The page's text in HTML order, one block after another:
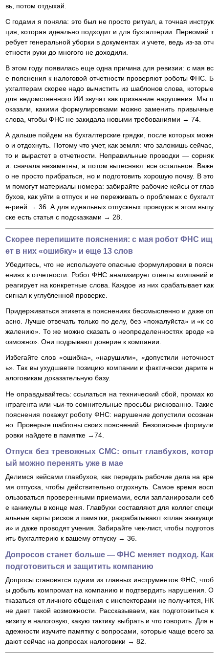
вь, потом отдыхай.
С годами я поняла: это был не просто ритуал, а точная инструк
ция, которая идеально подходит и для бухгалтерии. Первомай т
ребует генеральной уборки в документах и учете, ведь из-за отч
етности руки до многого не доходили.
В этом году появилась еще одна причина для ревизии: с мая вс
е пояснения к налоговой отчетности проверяют роботы ФНС. Б
ухгалтерам скорее надо вычистить из шаблонов слова, которые
для ведомственного ИИ звучат как признание нарушения. Мы п
оказали, какими формулировками можно заменить привычные
слова, чтобы ФНС не закидала новыми требованиями → 74.
А дальше пойдем на бухгалтерские грядки, после которых можн
о и отдохнуть. Потому что учет, как земля: что заложишь сейчас,
то и вырастет в отчетности. Неправильные проводки — сорняк
и: сначала незаметны, а потом вытесняют все остальное. Важн
о не просто прибраться, но и подготовить хорошую почву. В это
м помогут материалы номера: забирайте рабочие кейсы от глав
бухов, как уйти в отпуск и не переживать о проблемах с бухгалт
е-рией → 36. А для идеальных отпускных проводок в этом выпу
ске есть статья с подсказками → 28.
Скорее перепишите пояснения: с мая робот ФНС ищ
ет в них «ошибку» и еще 13 слов
Убедитесь, что не используете опасные формулировки в поясн
ениях к отчетности. Робот ФНС анализирует ответы компаний и
реагирует на конкретные слова. Каждое из них срабатывает как
сигнал к углубленной проверке.
Придерживаться этикета в пояснениях бессмысленно и даже оп
асно. Лучше отвечать только по делу, без «пожалуйста» и «к со
жалению». То же можно сказать о неопределенностях вроде «в
озможно». Они подрывают доверие к компании.
Избегайте слов «ошибка», «нарушили», «допустили неточност
ь». Так вы ухудшаете позицию компании и фактически дарите н
алоговикам доказательную базу.
Не оправдывайтесь: ссылаться на технический сбой, промах ко
нтрагента или чьи-то сомнительные просьбы рискованно. Такие
пояснения покажут роботу ФНС: нарушение допустили осознан
но. Проверьте шаблоны своих пояснений. Безопасные формули
ровки найдете в памятке →74.
Отпуск без тревожных СМС: опыт главбухов, котор
ый можно перенять уже в мае
Делимся кейсами главбухов, как передать рабочие дела на вре
мя отпуска, чтобы действительно отдохнуть. Самое время восп
ользоваться проверенными приемами, если запланировали себ
е каникулы в конце мая. Главбухи составляют для коллег специ
альные карты рисков и памятки, разрабатывают «план эвакуаци
и» и даже проводят учения. Забирайте чек-лист, чтобы подготов
ить бухгалтерию к вашему отпуску → 36.
Допросов станет больше — ФНС меняет подход. Как
подготовиться и защитить компанию
Допросы становятся одним из главных инструментов ФНС, чтоб
ы добыть компромат на компанию и подтвердить нарушения. О
тказаться от личного общения с инспекторами не получится, НК
не дает такой возможности. Рассказываем, как подготовиться к
визиту в налоговую, какую тактику выбрать и что говорить. Для н
адежности изучите памятку с вопросами, которые чаще всего за
дают сейчас на допросах налоговики → 82.